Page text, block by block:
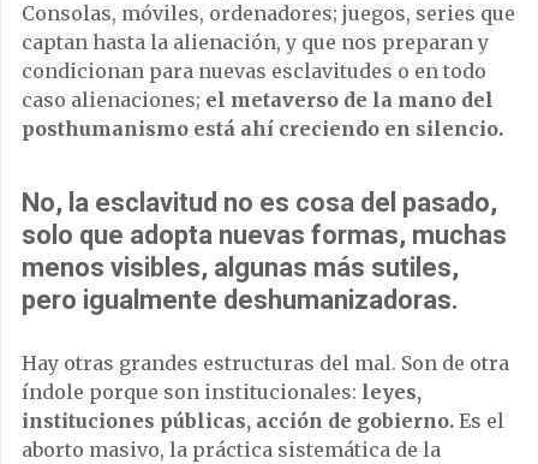
Consolas, móviles, ordenadores; juegos, series que
captan hasta la alienación, y que nos preparan y
condicionan para nuevas esclavitudes o en todo
caso alienaciones; el metaverso de la mano del
posthumanismo está ahí creciendo en silencio.
No, la esclavitud no es cosa del pasado,
solo que adopta nuevas formas, muchas
menos visibles, algunas más sutiles,
pero igualmente deshumanizadoras.
Hay otras grandes estructuras del mal. Son de otra
índole porque son institucionales: leyes,
instituciones públicas, acción de gobierno. Es el
aborto masivo, la práctica sistemática de la